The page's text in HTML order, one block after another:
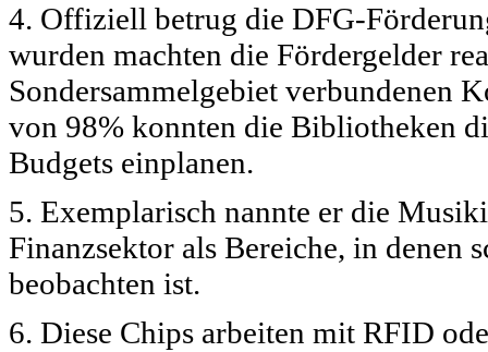
4. Offiziell betrug die DFG-
wurden machten die Fördergelder
Sondersammelgebiet verbundenen
von 98% konnten die Bibliotheken
Budgets einplanen.
5. Exemplarisch nannte er die
Finanzsektor als Bereiche, in denen
beobachten ist.
6. Diese Chips arbeiten mit RFID